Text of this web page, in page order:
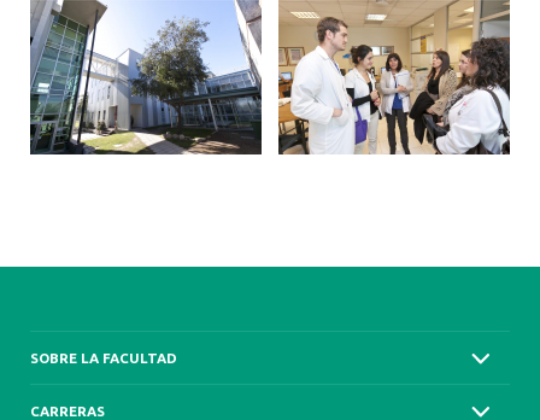
SOBRE LA FACULTAD
CARRERAS